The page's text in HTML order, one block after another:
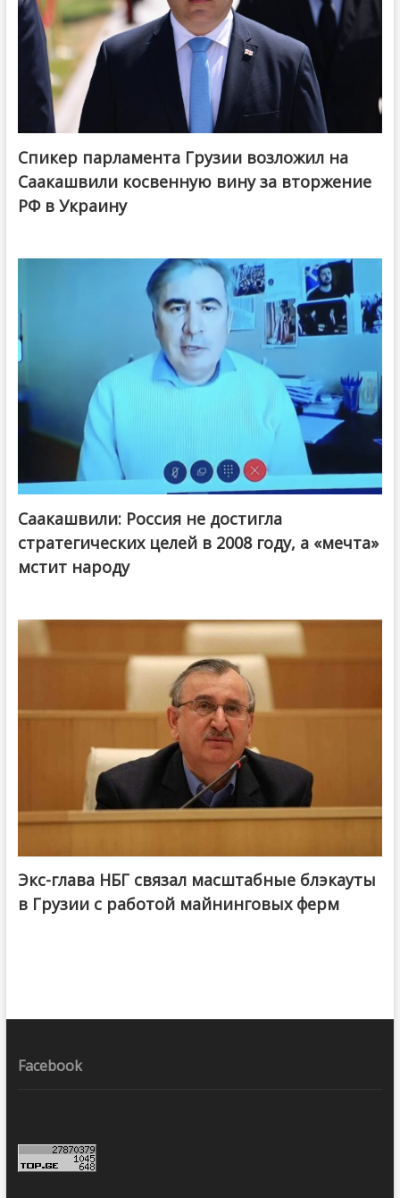
Спикер парламента Грузии возложил на
Саакашвили косвенную вину за вторжение
РФ в Украину
Саакашвили: Россия не достигла
стратегических целей в 2008 году, а «мечта»
мстит народу
Экс-глава НБГ связал масштабные блэкауты
в Грузии с работой майнинговых ферм
Facebook